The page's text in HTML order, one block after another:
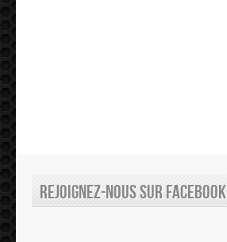
Rejoignez-nous sur Facebook